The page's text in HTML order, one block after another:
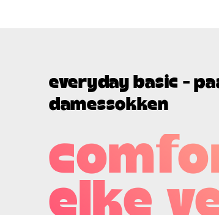
everyday basic -
damessokken
elke